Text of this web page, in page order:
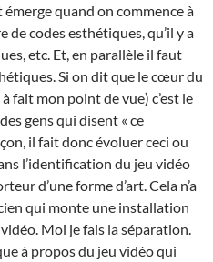
émerge quand on commence à
codes esthétiques, qu’il y a
etc. Et, en parallèle il faut
Si on dit que le cœur du
fait mon point de vue) c’est le
gens qui disent « ce
il fait donc évoluer ceci ou
l’identification du jeu vidéo
d’une forme d’art. Cela n’a
qui monte une installation
Moi je fais la séparation.
à propos du jeu vidéo qui